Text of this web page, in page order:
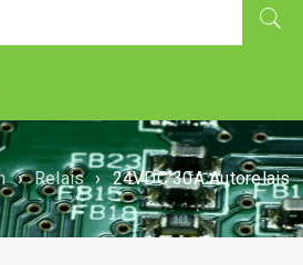
› Relais › 24VDC 30A Autorelais